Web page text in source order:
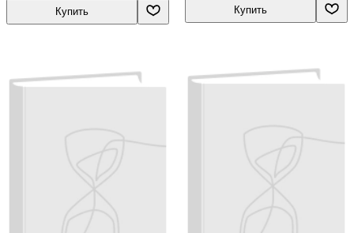
Купить Купить